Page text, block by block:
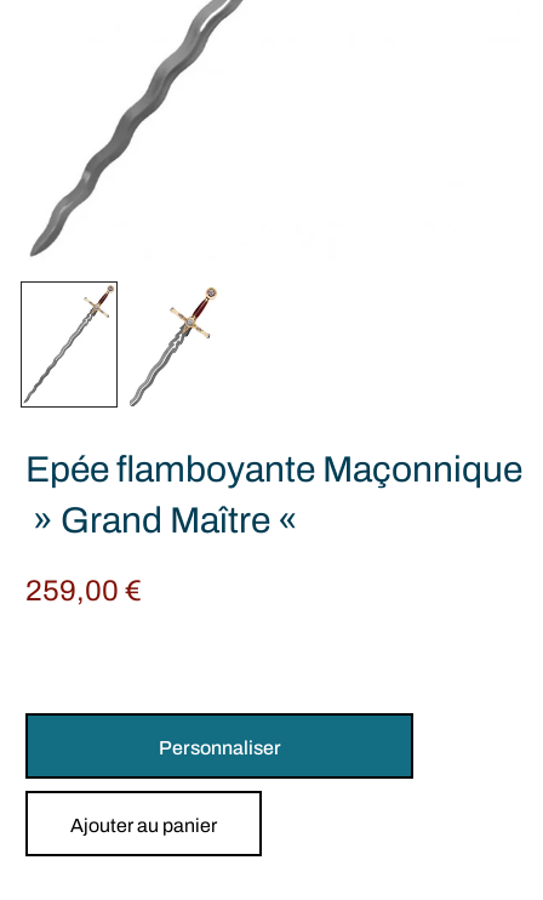
Epée flamboyante Maçonnique
» Grand Maître «
259,00€
Personnaliser
Ajouter au panier